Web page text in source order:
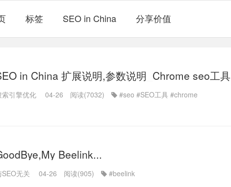
标签 SEO in China 分享价值
in China 扩展说明,参数说明_Chrome seo工具
索引擎优化 04-26 阅读(7032) #seo #SEO工具 #chrome
Beelink...
SEO无关 04-26 阅读(905) #beelink